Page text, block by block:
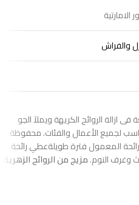
الامارتية
والفراش
ازالة الروائح الكريهة ويملآ الجو
لجميع الأعمال والفئات. محفوظة
المعمول فترة طويلةعطي رائحة
وغرف النوم.مزيج من الروائح الزهرية